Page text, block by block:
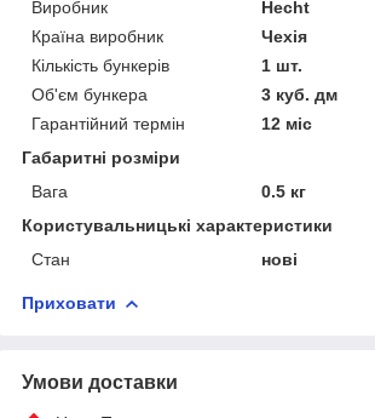
Виробник
Hecht
Країна виробник
Чехія
Кількість бункерів
1 шт.
Об'єм бункера
3 куб. дм
Гарантійний термін
12 міс
Габаритні розміри
Вага
0.5 кг
Користувальницькі характеристики
Стан
нові
Приховати
Умови доставки